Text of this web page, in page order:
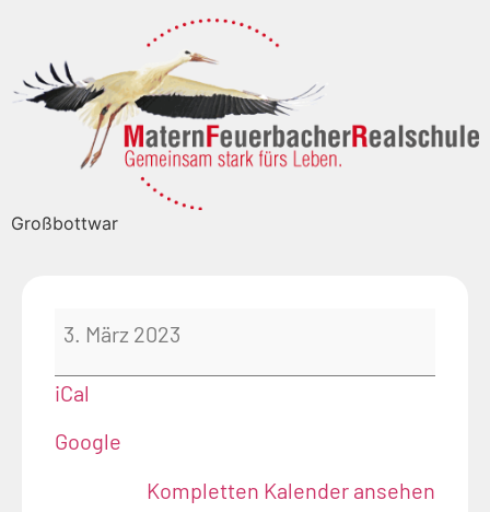
Großbottwar
3. März 2023
iCal
Google
Kompletten Kalender ansehen